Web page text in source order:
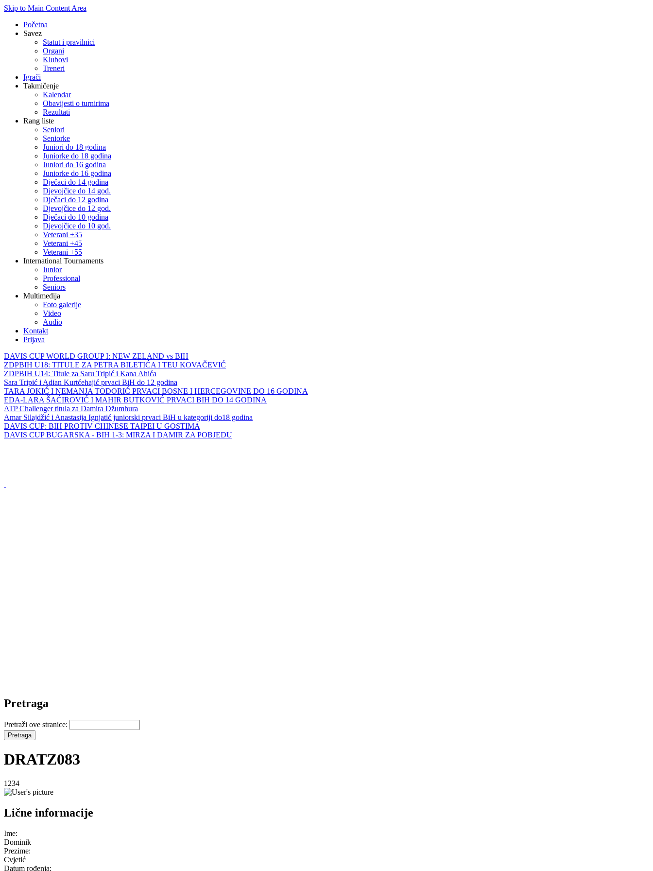
Skip to Main Content Area
Početna
Savez
Statut i pravilnici
Organi
Klubovi
Treneri
Igrači
Takmičenje
Kalendar
Obavijesti o turnirima
Rezultati
Rang liste
Seniori
Seniorke
Juniori do 18 godina
Juniorke do 18 godina
Juniori do 16 godina
Juniorke do 16 godina
Dječaci do 14 godina
Djevojčice do 14 god.
Dječaci do 12 godina
Djevojčice do 12 god.
Dječaci do 10 godina
Djevojčice do 10 god.
Veterani +35
Veterani +45
Veterani +55
International Tournaments
Junior
Professional
Seniors
Multimedija
Foto galerije
Video
Audio
Kontakt
Prijava
DAVIS CUP WORLD GROUP I: NEW ZELAND vs BIH
ZDPBIH U18: TITULE ZA PETRA BILETIĆA I TEU KOVAČEVIĆ
ZDPBIH U14: Titule za Saru Tripić i Kana Ahića
Sara Tripić i Adian Kurtćehajić prvaci BiH do 12 godina
TARA JOKIĆ I NEMANJA TODORIĆ PRVACI BOSNE I HERCEGOVINE DO 16 GODINA
EDA-LARA ŠAĆIROVIĆ I MAHIR BUTKOVIĆ PRVACI BIH DO 14 GODINA
ATP Challenger titula za Damira Džumhura
Amar Silajdžić i Anastasija Ignjatić juniorski prvaci BiH u kategoriji do18 godina
DAVIS CUP: BIH PROTIV CHINESE TAIPEI U GOSTIMA
DAVIS CUP BUGARSKA - BIH 1-3: MIRZA I DAMIR ZA POBJEDU
Pretraga
Pretraži ove stranice:
DRATZ083
1234
Lične informacije
Ime:
Dominik
Prezime:
Cvjetić
Datum rođenja: